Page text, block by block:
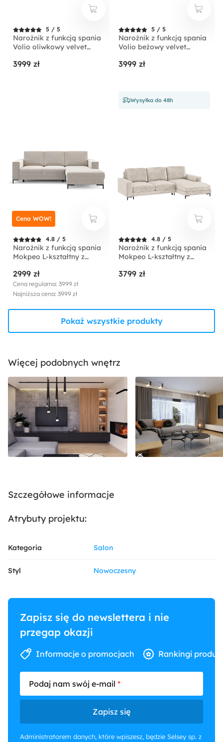
5 / 5
Narożnik z funkcją spania
Volio oliwkowy velvet
3999 zł
5 / 5
Narożnik z funkcją spania
Volio beżowy velvet
3999 zł
Wysyłka do 48h
4.8 / 5
Narożnik z funkcją spania
Mokpeo L-kształtny z
czarnych nóżkach beżowy
sztruks prawostronny
2999 zł
Cena regularna: 3999 zł
Najniższa cena: 3999 zł
Cena WOW!
4.8 / 5
Narożnik z funkcją spania
Mokpeo L-kształtny z
czarnych nóżkach
3799 zł
Pokaż wszystkie produkty
Więcej podobnych wnętrz
Szczegółowe informacje
Atrybuty projektu:
Kategoria Salon
Styl Nowoczesny
Zapisz się do newslettera i nie
przegap okazji
Informacje o promocjach Rankingi
Podaj nam swój e-mail
Zapisz się
Administratorem danych, które wpiszesz, będzie Selsey sp. z